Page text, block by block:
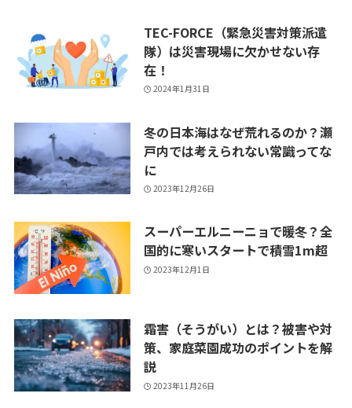
TEC-FORCE（緊急災害対策派遣
隊）は災害現場に欠かせない存
在！
2024年1月31日
冬の日本海はなぜ荒れるのか？瀬
戸内では考えられない常識ってな
に
2023年12月26日
スーパーエルニーニョで暖冬？全
国的に寒いスタートで積雪1m超
2023年12月1日
霜害（そうがい）とは？被害や対
策、家庭菜園成功のポイントを解
説
2023年11月26日